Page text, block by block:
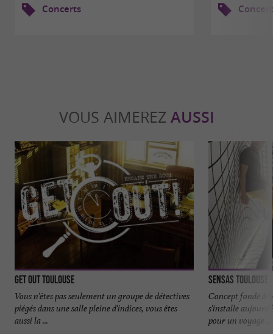
Concerts
VOUS AIMEREZ AUSSI
Get Out Toulouse
Vous n'êtes pas seulement un groupe de détectives
piégés dans une salle pleine d'indices, vous êtes
aussi la ...
Sensas Toulouse
Concept fondé à
s'installe
pour un voyage ...